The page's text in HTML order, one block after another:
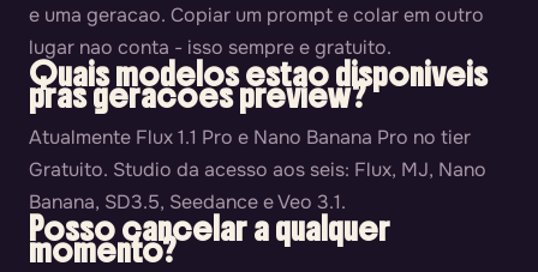
e uma geracao. Copiar um prompt e colar em outro
lugar nao conta - isso sempre e gratuito.
Quais modelos estao disponiveis
pras geracoes preview?
Atualmente Flux 1.1 Pro e Nano Banana Pro no tier
Gratuito. Studio da acesso aos seis: Flux, MJ, Nano
Banana, SD3.5, Seedance e Veo 3.1.
Posso cancelar a qualquer
momento?